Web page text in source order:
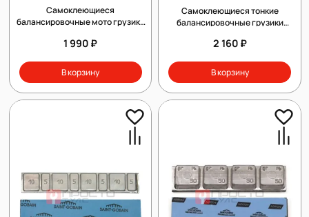
Самоклеющиеся
балансировочные мото грузики
1 990 ₽
В корзину
Самоклеющиеся тонкие
балансировочные грузики
2 160 ₽
В корзину